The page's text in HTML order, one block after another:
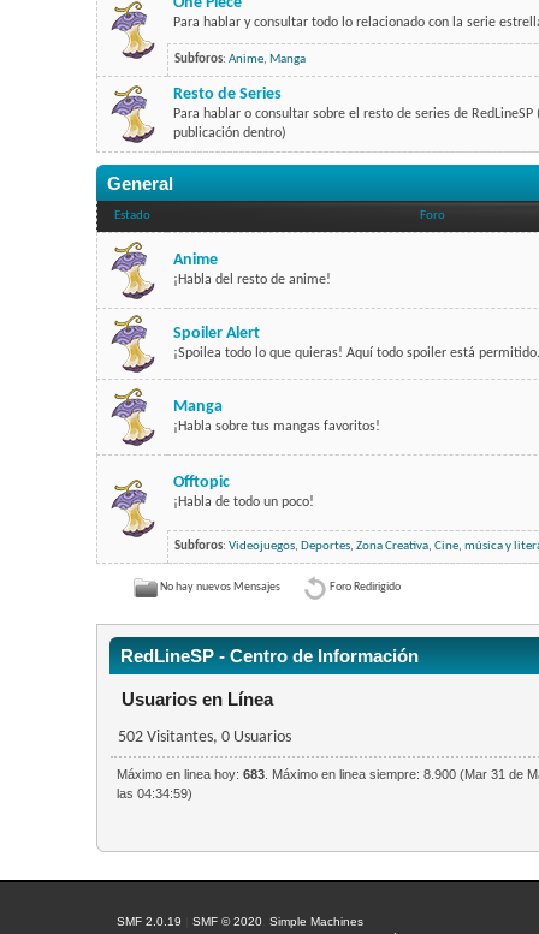
One Piece
Para hablar y consultar todo lo relacionado con la serie
Subforos: Anime, Manga
Resto de Series
Para hablar o consultar sobre el resto de series de RedLineSP
publicación dentro)
General
Estado Foro
Anime
¡Habla del resto de anime!
Spoiler Alert
¡Spoilea todo lo que quieras! Aquí todo spoiler está permitido.
Manga
¡Habla sobre tus mangas favoritos!
Offtopic
¡Habla de todo un poco!
Subforos: Videojuegos, Deportes, Zona Creativa, Cine, música y
No hay nuevos Mensajes Foro Redirigido
RedLineSP - Centro de Información
Usuarios en Línea
502 Visitantes, 0 Usuarios
Máximo en linea hoy: 683. Máximo en linea siempre: 8.900 (Mar 31 de
las 04:34:59)
SMF 2.0.19 |SMF © 2020 ,Simple Machines